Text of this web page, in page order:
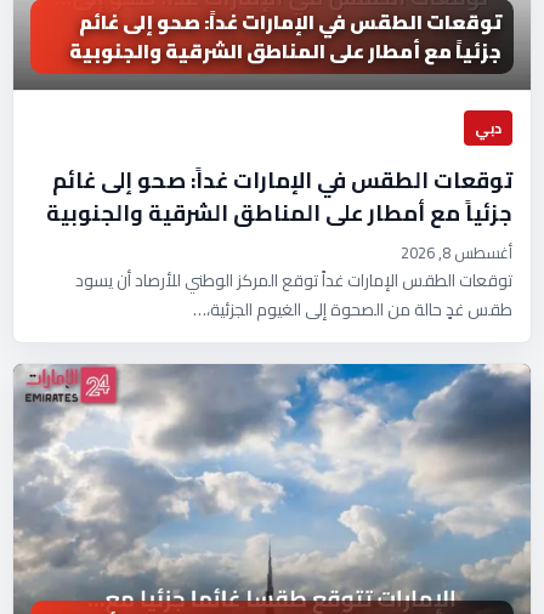
توقعات الطقس في الإمارات غداً: صحو إلى غائم
جزئياً مع أمطار على المناطق الشرقية والجنوبية
دبي
توقعات الطقس في الإمارات غداً: صحو إلى غائم
جزئياً مع أمطار على المناطق الشرقية والجنوبية
أغسطس 8, 2026
توقعات الطقس الإمارات غداً توقع المركز الوطني للأرصاد أن يسود
طقس غدٍ حالة من الصحوة إلى الغيوم الجزئية،…